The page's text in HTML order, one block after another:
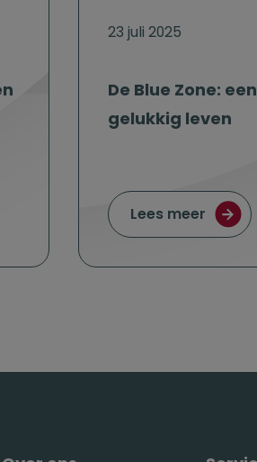
van het leven door extra inkomen
23 juli 2025
De Blue Zone:
gelukkig leven
Lees meer over